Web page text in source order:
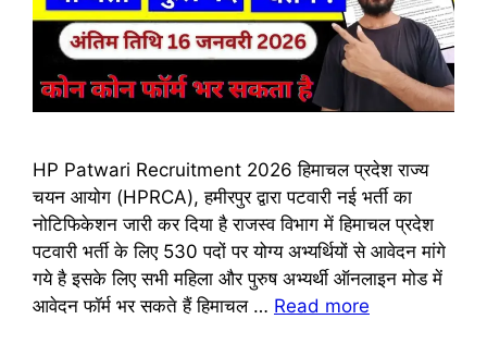
HP Patwari Recruitment 2026 हिमाचल प्रदेश राज्य
चयन आयोग (HPRCA), हमीरपुर द्वारा पटवारी नई भर्ती का
नोटिफिकेशन जारी कर दिया है राजस्व विभाग में हिमाचल प्रदेश
पटवारी भर्ती के लिए 530 पदों पर योग्य अभ्यर्थियों से आवेदन मांगे
गये है इसके लिए सभी महिला और पुरुष अभ्यर्थी ऑनलाइन मोड में
आवेदन फॉर्म भर सकते हैं हिमाचल … Read more